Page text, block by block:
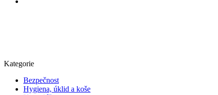
Kategorie
Bezpečnost
Hygiena, úklid a koše